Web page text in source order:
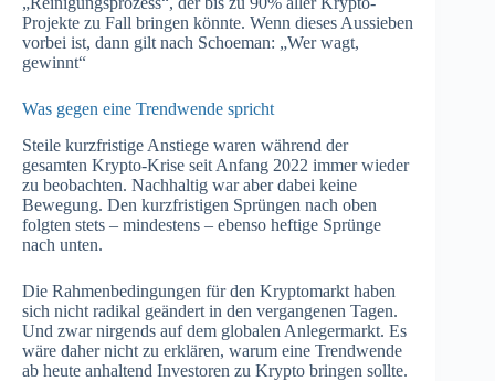
Projekte zu Fall bringen könnte. Wenn dieses Aussieben
vorbei ist, dann gilt nach Schoeman: „Wer wagt,
gewinnt“
Was gegen eine Trendwende spricht
Steile kurzfristige Anstiege waren während der
gesamten Krypto-Krise seit Anfang 2022 immer wieder
zu beobachten. Nachhaltig war aber dabei keine
Bewegung. Den kurzfristigen Sprüngen nach oben
folgten stets – mindestens – ebenso heftige Sprünge
nach unten.
Die Rahmenbedingungen für den Kryptomarkt haben
sich nicht radikal geändert in den vergangenen Tagen.
Und zwar nirgends auf dem globalen Anlegermarkt. Es
wäre daher nicht zu erklären, warum eine Trendwende
ab heute anhaltend Investoren zu Krypto bringen sollte.